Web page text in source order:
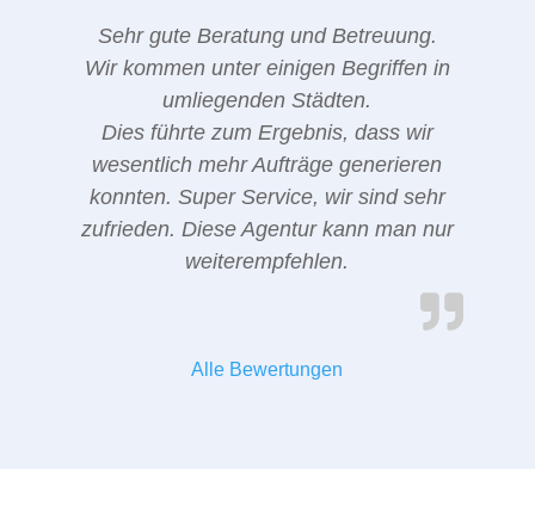
Sehr gute Beratung und Betreuung.
Wir kommen unter einigen Begriffen in
umliegenden Städten.
Dies führte zum Ergebnis, dass wir
wesentlich mehr Aufträge generieren
konnten. Super Service, wir sind sehr
zufrieden. Diese Agentur kann man nur
weiterempfehlen.
Alle Bewertungen